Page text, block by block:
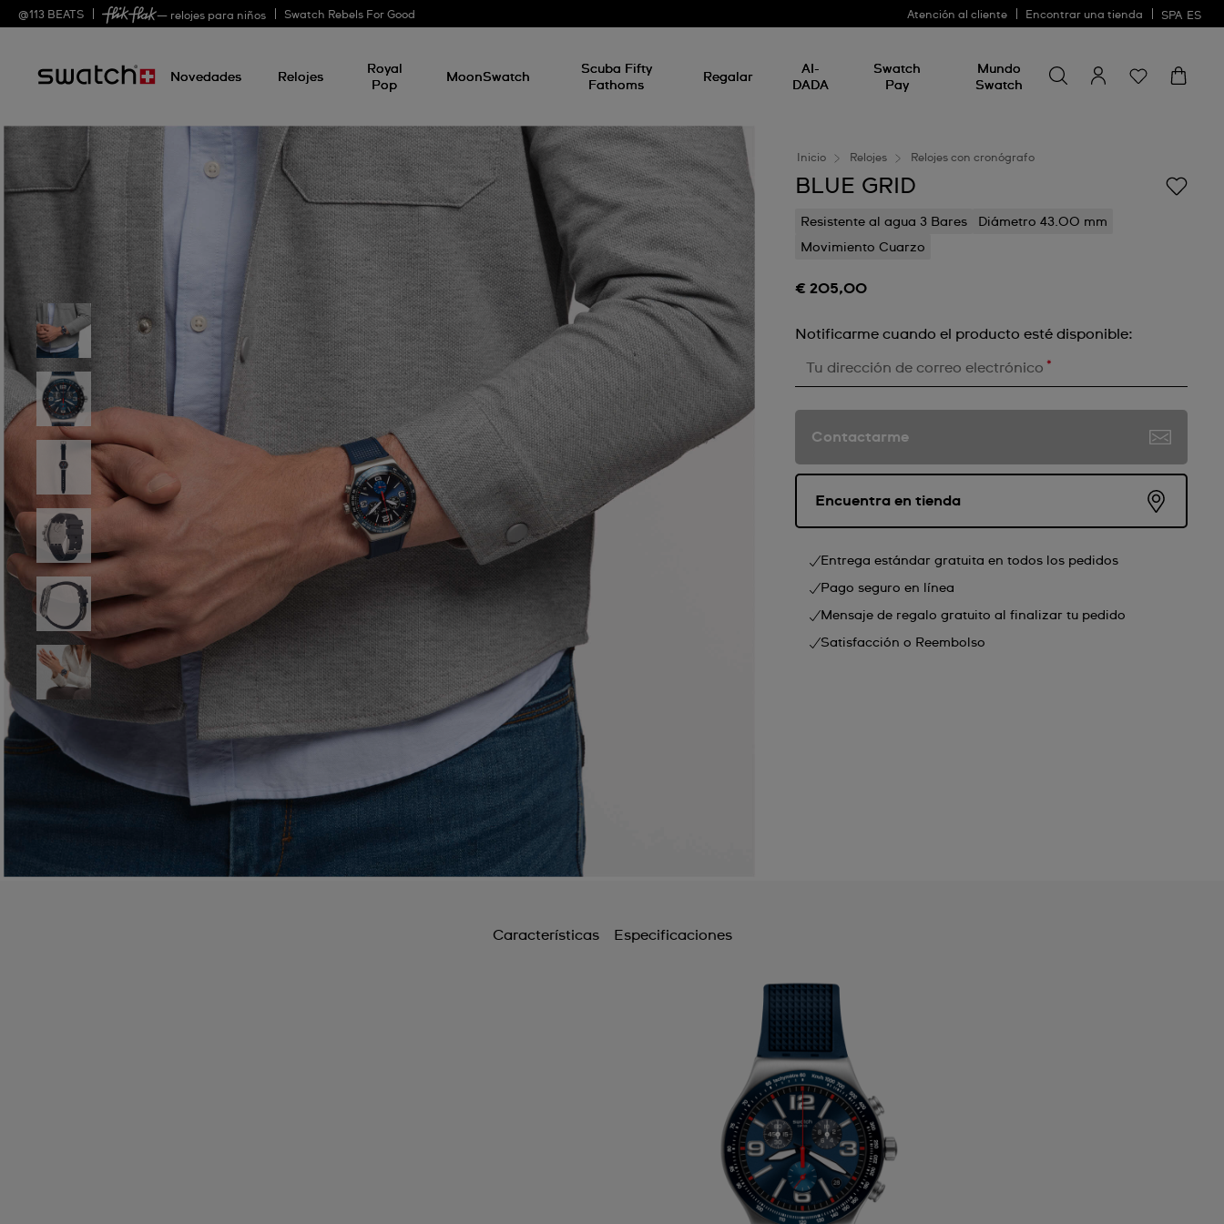
@113 BEATS — relojes para niños Swatch Rebels For Good Atención al cliente Encontrar una tienda SPA ES
Novedades Relojes
Royal
Pop
MoonSwatch
Scuba Fifty
Fathoms
Regalar
AI-
DADA
Swatch
Pay
Mundo
Swatch
algo
Inicio Relojes Relojes con cronógrafo
BLUE GRID
Resistente al agua 3 Bares
Diámetro 43.00 mm
Movimiento Cuarzo
€ 205,00
Notificarme cuando el producto esté disponible:
Tu dirección de correo electrónico *
Contactarme
Encuentra en tienda
Entrega estándar gratuita en todos los pedidos
Pago seguro en línea
Mensaje de regalo gratuito al finalizar tu pedido
Satisfacción o Reembolso
Características Especificaciones